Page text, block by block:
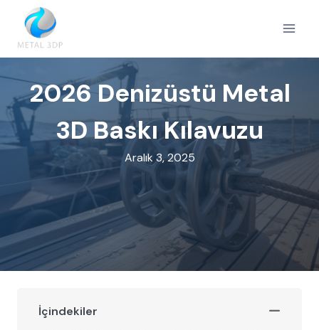
content
2026 Denizüstü Metal
3D Baskı Kılavuzu
Aralık 3, 2025
İçindekiler